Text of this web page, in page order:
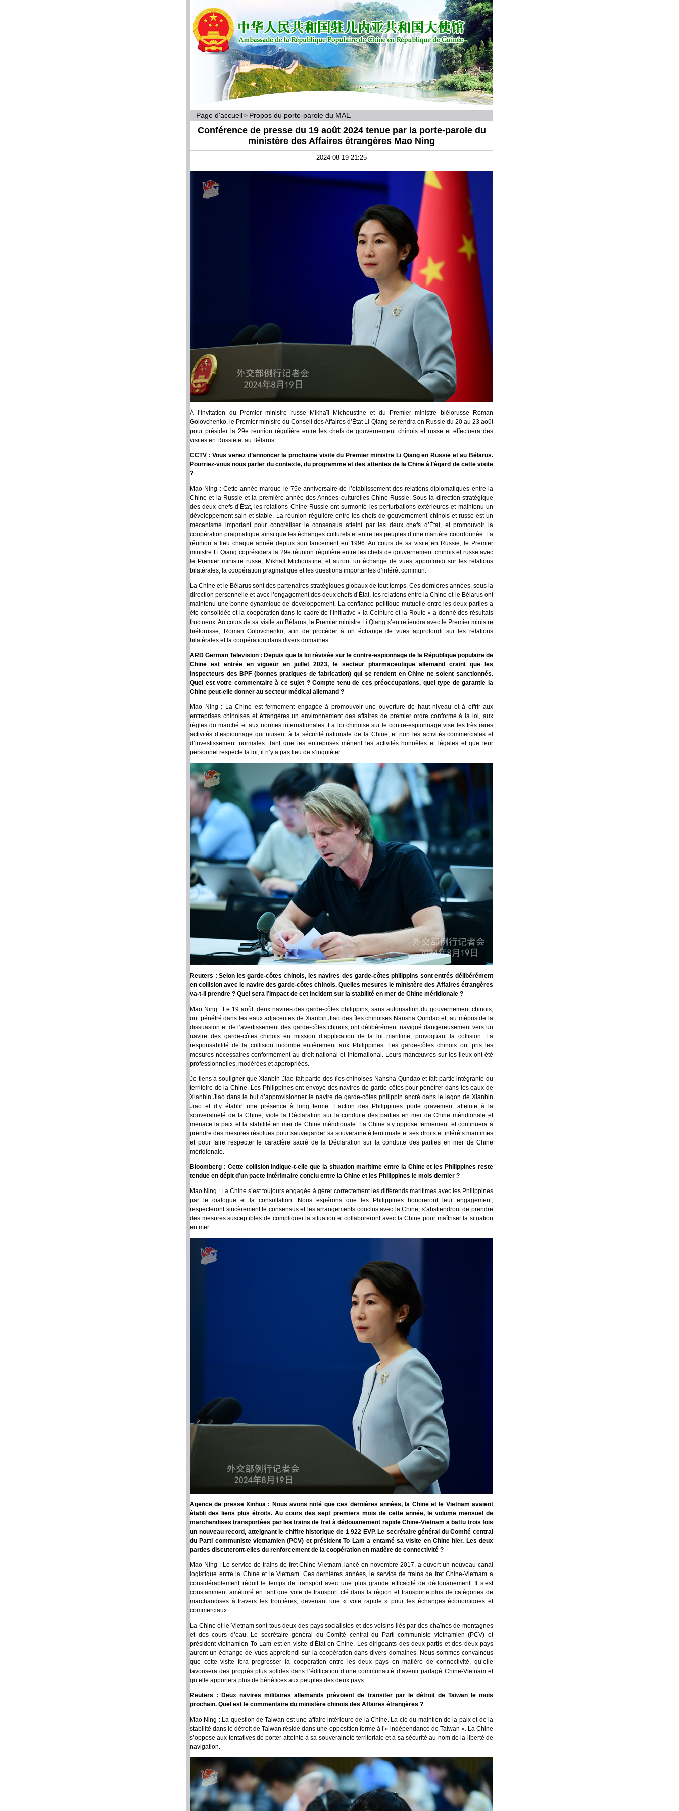
Page d'accueil > Propos du porte-parole du MAE
Conférence de presse du 19 août 2024 tenue par la porte-parole du
ministère des Affaires étrangères Mao Ning
2024-08-19 21:25
À l’invitation du Premier ministre russe Mikhaïl Michoustine et du Premier ministre biélorusse Roman
Golovchenko, le Premier ministre du Conseil des Affaires d’État Li Qiang se rendra en Russie du 20 au 23 août
pour présider la 29e réunion régulière entre les chefs de gouvernement chinois et russe et effectuera des
visites en Russie et au Bélarus.
CCTV : Vous venez d’annoncer la prochaine visite du Premier ministre Li Qiang en Russie et au Bélarus.
Pourriez-vous nous parler du contexte, du programme et des attentes de la Chine à l’égard de cette visite
?
Mao Ning : Cette année marque le 75e anniversaire de l’établissement des relations diplomatiques entre la
Chine et la Russie et la première année des Années culturelles Chine-Russie. Sous la direction stratégique
des deux chefs d’État, les relations Chine-Russie ont surmonté les perturbations extérieures et maintenu un
développement sain et stable. La réunion régulière entre les chefs de gouvernement chinois et russe est un
mécanisme important pour concrétiser le consensus atteint par les deux chefs d’État, et promouvoir la
coopération pragmatique ainsi que les échanges culturels et entre les peuples d’une manière coordonnée. La
réunion a lieu chaque année depuis son lancement en 1996. Au cours de sa visite en Russie, le Premier
ministre Li Qiang coprésidera la 29e réunion régulière entre les chefs de gouvernement chinois et russe avec
le Premier ministre russe, Mikhaïl Michoustine, et auront un échange de vues approfondi sur les relations
bilatérales, la coopération pragmatique et les questions importantes d’intérêt commun.
La Chine et le Bélarus sont des partenaires stratégiques globaux de tout temps. Ces dernières années, sous la
direction personnelle et avec l’engagement des deux chefs d’État, les relations entre la Chine et le Bélarus ont
maintenu une bonne dynamique de développement. La confiance politique mutuelle entre les deux parties a
été consolidée et la coopération dans le cadre de l’Initiative « la Ceinture et la Route » a donné des résultats
fructueux. Au cours de sa visite au Bélarus, le Premier ministre Li Qiang s’entretiendra avec le Premier ministre
biélorusse, Roman Golovchenko, afin de procéder à un échange de vues approfondi sur les relations
bilatérales et la coopération dans divers domaines.
ARD German Television : Depuis que la loi révisée sur le contre-espionnage de la République populaire de
Chine est entrée en vigueur en juillet 2023, le secteur pharmaceutique allemand craint que les
inspecteurs des BPF (bonnes pratiques de fabrication) qui se rendent en Chine ne soient sanctionnés.
Quel est votre commentaire à ce sujet ? Compte tenu de ces préoccupations, quel type de garantie la
Chine peut-elle donner au secteur médical allemand ?
Mao Ning : La Chine est fermement engagée à promouvoir une ouverture de haut niveau et à offrir aux
entreprises chinoises et étrangères un environnement des affaires de premier ordre conforme à la loi, aux
règles du marché et aux normes internationales. La loi chinoise sur le contre-espionnage vise les très rares
activités d’espionnage qui nuisent à la sécurité nationale de la Chine, et non les activités commerciales et
d’investissement normales. Tant que les entreprises mènent les activités honnêtes et légales et que leur
personnel respecte la loi, il n’y a pas lieu de s’inquiéter.
Reuters : Selon les garde-côtes chinois, les navires des garde-côtes philippins sont entrés délibérément
en collision avec le navire des garde-côtes chinois. Quelles mesures le ministère des Affaires étrangères
va-t-il prendre ? Quel sera l’impact de cet incident sur la stabilité en mer de Chine méridionale ?
Mao Ning : Le 19 août, deux navires des garde-côtes philippins, sans autorisation du gouvernement chinois,
ont pénétré dans les eaux adjacentes de Xianbin Jiao des îles chinoises Nansha Qundao et, au mépris de la
dissuasion et de l’avertissement des garde-côtes chinois, ont délibérément navigué dangereusement vers un
navire des garde-côtes chinois en mission d’application de la loi maritime, provoquant la collision. La
responsabilité de la collision incombe entièrement aux Philippines. Les garde-côtes chinois ont pris les
mesures nécessaires conformément au droit national et international. Leurs manœuvres sur les lieux ont été
professionnelles, modérées et appropriées.
Je tiens à souligner que Xianbin Jiao fait partie des îles chinoises Nansha Qundao et fait partie intégrante du
territoire de la Chine. Les Philippines ont envoyé des navires de garde-côtes pour pénétrer dans les eaux de
Xianbin Jiao dans le but d’approvisionner le navire de garde-côtes philippin ancré dans le lagon de Xianbin
Jiao et d’y établir une présence à long terme. L’action des Philippines porte gravement atteinte à la
souveraineté de la Chine, viole la Déclaration sur la conduite des parties en mer de Chine méridionale et
menace la paix et la stabilité en mer de Chine méridionale. La Chine s’y oppose fermement et continuera à
prendre des mesures résolues pour sauvegarder sa souveraineté territoriale et ses droits et intérêts maritimes
et pour faire respecter le caractère sacré de la Déclaration sur la conduite des parties en mer de Chine
méridionale.
Bloomberg : Cette collision indique-t-elle que la situation maritime entre la Chine et les Philippines reste
tendue en dépit d’un pacte intérimaire conclu entre la Chine et les Philippines le mois dernier ?
Mao Ning : La Chine s’est toujours engagée à gérer correctement les différends maritimes avec les Philippines
par le dialogue et la consultation. Nous espérons que les Philippines honoreront leur engagement,
respecteront sincèrement le consensus et les arrangements conclus avec la Chine, s’abstiendront de prendre
des mesures susceptibles de compliquer la situation et collaboreront avec la Chine pour maîtriser la situation
en mer.
Agence de presse Xinhua : Nous avons noté que ces dernières années, la Chine et le Vietnam avaient
établi des liens plus étroits. Au cours des sept premiers mois de cette année, le volume mensuel de
marchandises transportées par les trains de fret à dédouanement rapide Chine-Vietnam a battu trois fois
un nouveau record, atteignant le chiffre historique de 1 922 EVP. Le secrétaire général du Comité central
du Parti communiste vietnamien (PCV) et président To Lam a entamé sa visite en Chine hier. Les deux
parties discuteront-elles du renforcement de la coopération en matière de connectivité ?
Mao Ning : Le service de trains de fret Chine-Vietnam, lancé en novembre 2017, a ouvert un nouveau canal
logistique entre la Chine et le Vietnam. Ces dernières années, le service de trains de fret Chine-Vietnam a
considérablement réduit le temps de transport avec une plus grande efficacité de dédouanement. Il s’est
constamment amélioré en tant que voie de transport clé dans la région et transporte plus de catégories de
marchandises à travers les frontières, devenant une « voie rapide » pour les échanges économiques et
commerciaux.
La Chine et le Vietnam sont tous deux des pays socialistes et des voisins liés par des chaînes de montagnes
et des cours d’eau. Le secrétaire général du Comité central du Parti communiste vietnamien (PCV) et
président vietnamien To Lam est en visite d’État en Chine. Les dirigeants des deux partis et des deux pays
auront un échange de vues approfondi sur la coopération dans divers domaines. Nous sommes convaincus
que cette visite fera progresser la coopération entre les deux pays en matière de connectivité, qu’elle
favorisera des progrès plus solides dans l’édification d’une communauté d’avenir partagé Chine-Vietnam et
qu’elle apportera plus de bénéfices aux peuples des deux pays.
Reuters : Deux navires militaires allemands prévoient de transiter par le détroit de Taiwan le mois
prochain. Quel est le commentaire du ministère chinois des Affaires étrangères ?
Mao Ning : La question de Taiwan est une affaire intérieure de la Chine. La clé du maintien de la paix et de la
stabilité dans le détroit de Taiwan réside dans une opposition ferme à l’« indépendance de Taiwan ». La Chine
s’oppose aux tentatives de porter atteinte à sa souveraineté territoriale et à sa sécurité au nom de la liberté de
navigation.